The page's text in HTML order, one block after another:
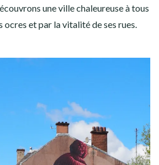
une ville chaleureuse à tous
ocres et par la vitalité de ses rues.